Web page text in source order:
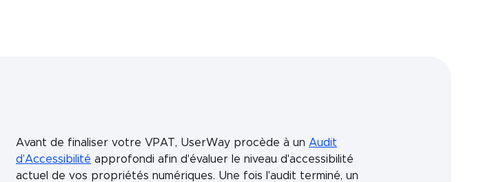
Avant de finaliser votre VPAT, UserWay procède à un Audit
d'Accessibilité approfondi afin d'évaluer le niveau d'accessibilité
actuel de vos propriétés numériques. Une fois l'audit terminé, un